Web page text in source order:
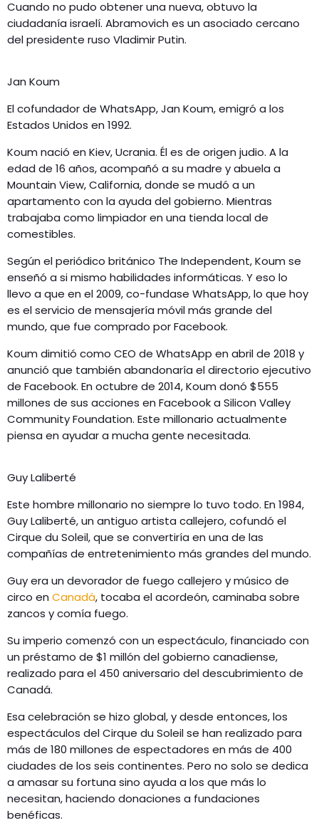
Cuando no pudo obtener una nueva, obtuvo la
ciudadanía israelí. Abramovich es un asociado cercano
del presidente ruso Vladimir Putin.
Jan Koum
El cofundador de WhatsApp, Jan Koum, emigró a los
Estados Unidos en 1992.
Koum nació en Kiev, Ucrania. Él es de origen judio. A la
edad de 16 años, acompañó a su madre y abuela a
Mountain View, California, donde se mudó a un
apartamento con la ayuda del gobierno. Mientras
trabajaba como limpiador en una tienda local de
comestibles.
Según el periódico británico The Independent, Koum se
enseñó a si mismo habilidades informáticas. Y eso lo
llevo a que en el 2009, co-fundase WhatsApp, lo que hoy
es el servicio de mensajería móvil más grande del
mundo, que fue comprado por Facebook.
Koum dimitió como CEO de WhatsApp en abril de 2018 y
anunció que también abandonaría el directorio ejecutivo
de Facebook. En octubre de 2014, Koum donó $555
millones de sus acciones en Facebook a Silicon Valley
Community Foundation. Este millonario actualmente
piensa en ayudar a mucha gente necesitada.
Guy Laliberté
Este hombre millonario no siempre lo tuvo todo. En 1984,
Guy Laliberté, un antiguo artista callejero, cofundó el
Cirque du Soleil, que se convertiría en una de las
compañías de entretenimiento más grandes del mundo.
Guy era un devorador de fuego callejero y músico de
circo en Canadá, tocaba el acordeón, caminaba sobre
zancos y comía fuego.
Su imperio comenzó con un espectáculo, financiado con
un préstamo de $1 millón del gobierno canadiense,
realizado para el 450 aniversario del descubrimiento de
Canadá.
Esa celebración se hizo global, y desde entonces, los
espectáculos del Cirque du Soleil se han realizado para
más de 180 millones de espectadores en más de 400
ciudades de los seis continentes. Pero no solo se dedica
a amasar su fortuna sino ayuda a los que más lo
necesitan, haciendo donaciones a fundaciones
benéficas.